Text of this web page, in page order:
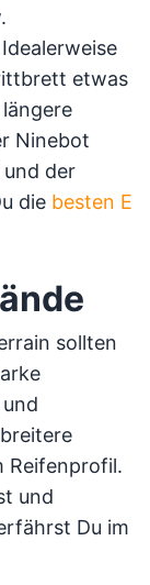
etwas
Ninebot
und der
die besten E
sollten
Reifenprofil.
und
Du im